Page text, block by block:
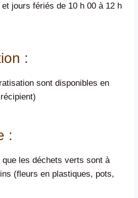
et jours fériés de 10 h 00 à 12 h
:
sont disponibles en
:
que les déchets verts sont à
(fleurs en plastiques, pots,